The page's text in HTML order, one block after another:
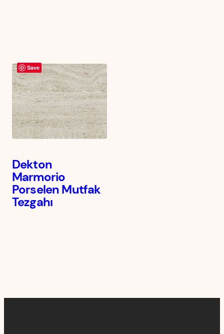
Save
Dekton
Marmorio
Porselen Mutfak
Tezgahı